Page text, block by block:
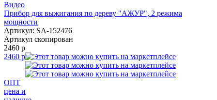
Видео
Прибор для выжигания по дереву "АЖУР", 2 режима
мощности
Артикул: SA-152476
Артикул скопирован
2460 р
2460 р
ОПТ
цена и